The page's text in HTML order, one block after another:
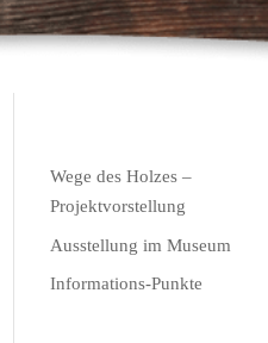
Wege des Holzes –
Projektvorstellung
Ausstellung im Museum
Informations-Punkte